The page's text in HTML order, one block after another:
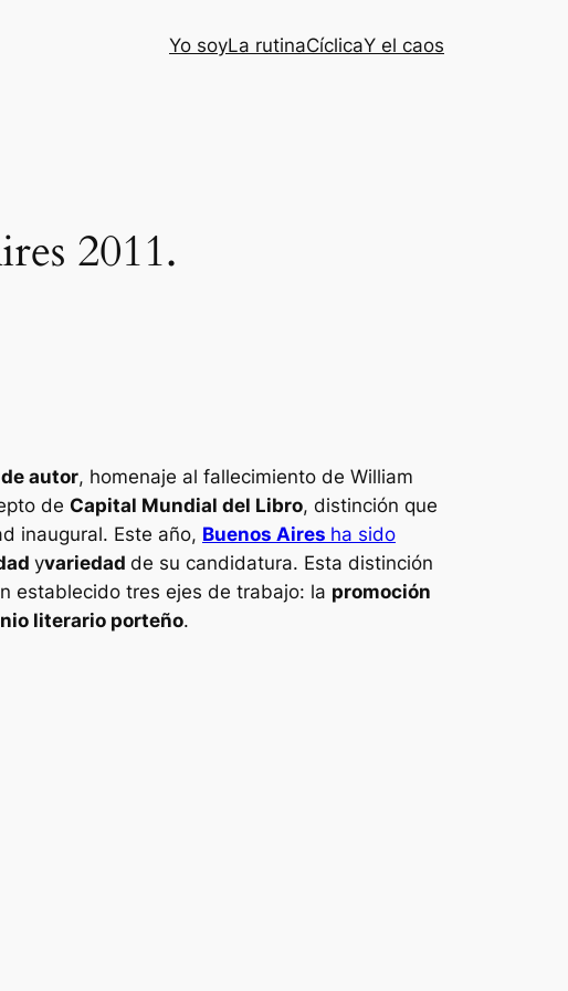
Yo soyLa rutinaCíclicaY el caos
2011.
autor, homenaje al fallecimiento de William
de Capital Mundial del Libro, distinción que
inaugural. Este año, Buenos Aires ha sido
yvariedad de su candidatura. Esta distinción
establecido tres ejes de trabajo: la promoción
literario porteño.